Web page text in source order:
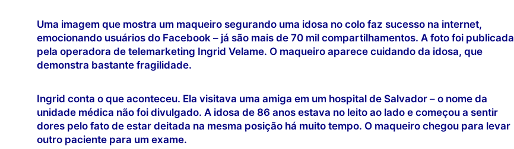
Uma imagem que mostra um maqueiro segurando uma idosa no colo faz sucesso na internet,
emocionando usuários do Facebook – já são mais de 70 mil compartilhamentos. A foto foi publicada
pela operadora de telemarketing Ingrid Velame. O maqueiro aparece cuidando da idosa, que
demonstra bastante fragilidade.
Ingrid conta o que aconteceu. Ela visitava uma amiga em um hospital de Salvador – o nome da
unidade médica não foi divulgado. A idosa de 86 anos estava no leito ao lado e começou a sentir
dores pelo fato de estar deitada na mesma posição há muito tempo. O maqueiro chegou para levar
outro paciente para um exame.